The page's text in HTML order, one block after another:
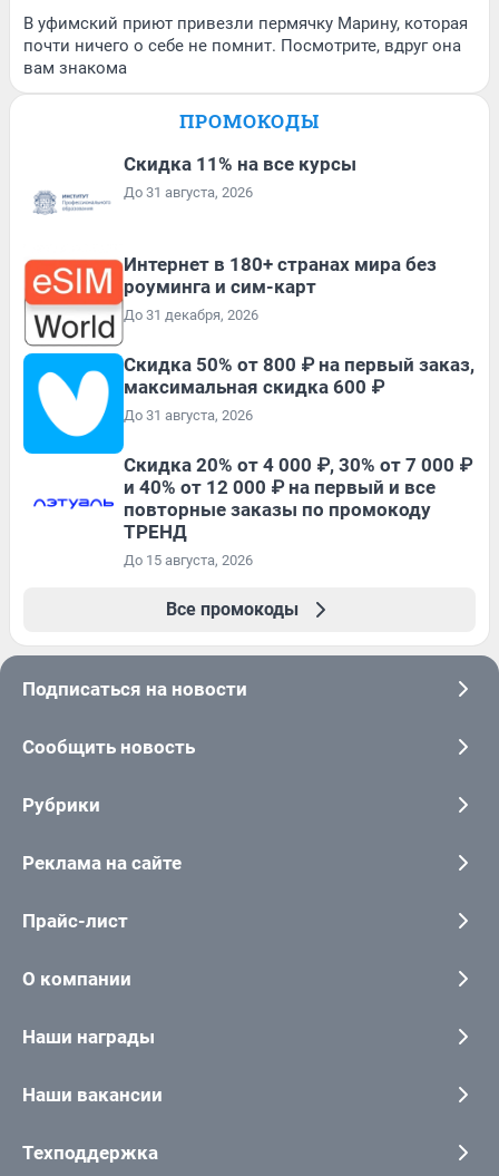
В уфимский приют привезли пермячку Марину, которая
почти ничего о себе не помнит. Посмотрите, вдруг она
вам знакома
ПРОМОКОДЫ
Скидка 11% на все курсы
До 31 августа, 2026
Интернет в 180+ странах мира без
роуминга и сим-карт
До 31 декабря, 2026
Скидка 50% от 800 ₽ на первый заказ,
максимальная скидка 600 ₽
До 31 августа, 2026
Скидка 20% от 4 000 ₽, 30% от 7 000 ₽
и 40% от 12 000 ₽ на первый и все
повторные заказы по промокоду
ТРЕНД
До 15 августа, 2026
Все промокоды
Подписаться на новости
Сообщить новость
Рубрики
Реклама на сайте
Прайс-лист
О компании
Наши награды
Наши вакансии
Техподдержка